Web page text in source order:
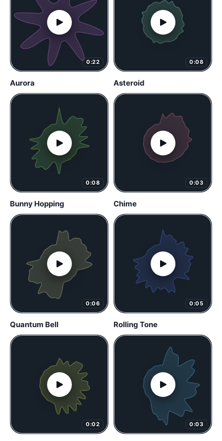
0:22
Aurora
0:08
Asteroid
0:08
Bunny Hopping
0:03
Chime
0:06
Quantum Bell
0:05
Rolling Tone
0:02 0:03